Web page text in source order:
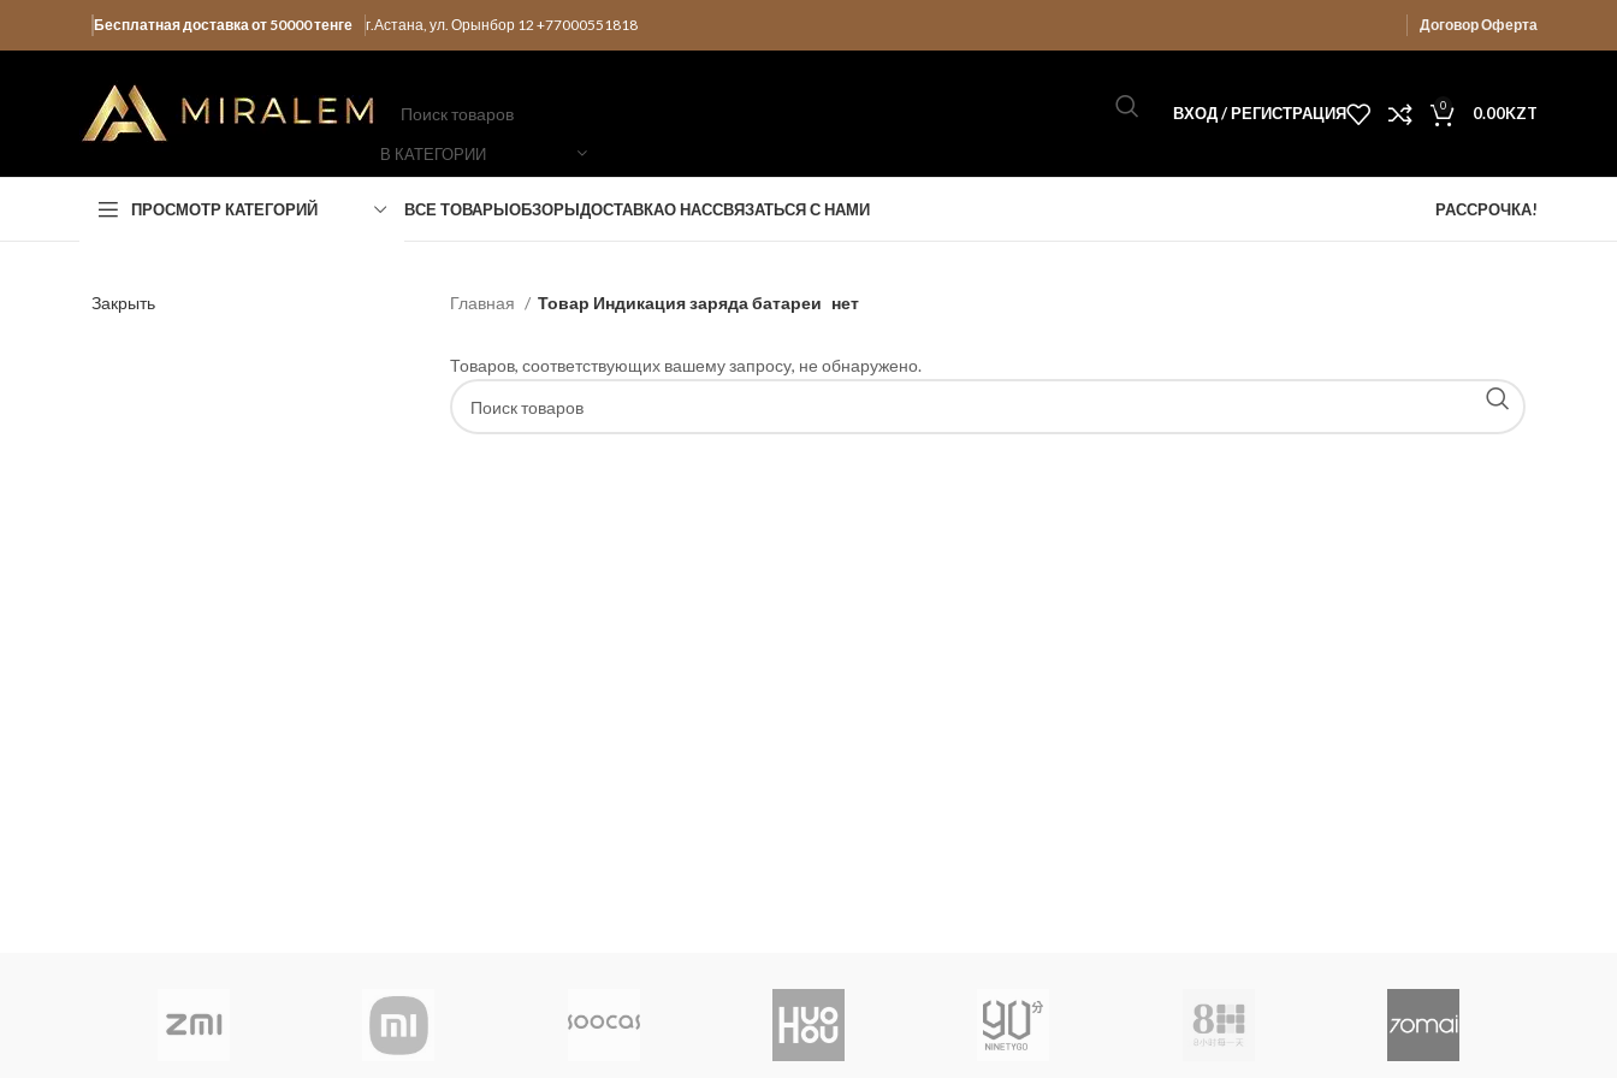
Бесплатная доставка от 50000 тенге г.Астана, ул. Орынбор 12 +77000551818 Договор Оферта
В КАТЕГОРИИ
ВХОД / РЕГИСТРАЦИЯ 0 0.00KZT
ПРОСМОТР КАТЕГОРИЙ ВСЕ ТОВАРЫОБЗОРЫДОСТАВКАО НАССВЯЗАТЬСЯ С НАМИ РАССРОЧКА!
Закрыть Главная Товар Индикация заряда батареи нет
Товаров, соответствующих вашему запросу, не обнаружено.